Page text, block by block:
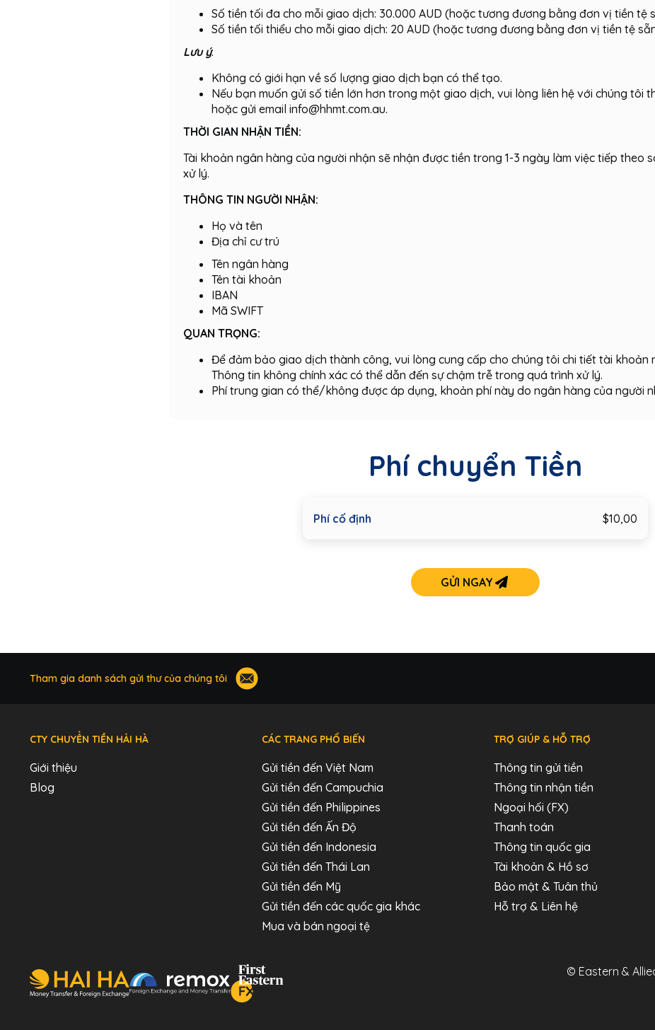
Số tiền tối đa cho mỗi giao dịch: 30.000 AUD (hoặc tương đương bằng đơn vị tiền tệ
Số tiền tối thiểu cho mỗi giao dịch: 20 AUD (hoặc tương đương bằng đơn vị tiền tệ
Lưu ý:
Không có giới hạn về số lượng giao dịch bạn có thể tạo.
Nếu bạn muốn gửi số tiền lớn hơn trong một giao dịch, vui lòng liên hệ với chúng tôi
hoặc gửi email info@hhmt.com.au.
THỜI GIAN NHẬN TIỀN:
Tài khoản ngân hàng của người nhận sẽ nhận được tiền trong 1-3 ngày làm việc tiếp theo
xử lý.
THÔNG TIN NGƯỜI NHẬN:
Họ và tên
Địa chỉ cư trú
Tên ngân hàng
Tên tài khoản
IBAN
Mã SWIFT
QUAN TRỌNG:
Để đảm bảo giao dịch thành công, vui lòng cung cấp cho chúng tôi chi tiết tài khoản
Thông tin không chính xác có thể dẫn đến sự chậm trễ trong quá trình xử lý.
Phí trung gian có thể/không được áp dụng, khoản phí này do ngân hàng của người
Phí chuyển Tiền
Phí cố định $10,00
GỬI NGAY
Tham gia danh sách gửi thư của chúng tôi
CTY CHUYỂN TIỀN HẢI HÀ
Giới thiệu
Blog
CÁC TRANG PHỔ BIẾN
Gửi tiền đến Việt Nam
Gửi tiền đến Campuchia
Gửi tiền đến Philippines
Gửi tiền đến Ấn Độ
Gửi tiền đến Indonesia
Gửi tiền đến Thái Lan
Gửi tiền đến Mỹ
Gửi tiền đến các quốc gia khác
Mua và bán ngoại tệ
TRỢ GIÚP & HỖ TRỢ
Thông tin gửi tiền
Thông tin nhận tiền
Ngoại hối (FX)
Thanh toán
Thông tin quốc gia
Tài khoản & Hồ sơ
Bảo mật & Tuân thủ
Hỗ trợ & Liên hệ
© Eastern &